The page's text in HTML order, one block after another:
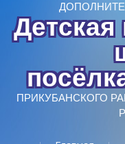
ПРИКУБАНСКОГО